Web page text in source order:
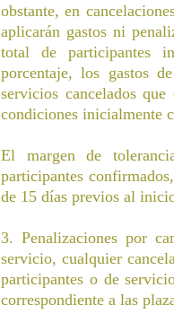
obstante, en
aplicarán gastos ni
total de participantes
porcentaje, los gastos
servicios cancelados
condiciones inicialmente
El margen de
participantes
de 15 días previos al
3. Penalizaciones por
servicio, cualquier
participantes o de
correspondiente a las